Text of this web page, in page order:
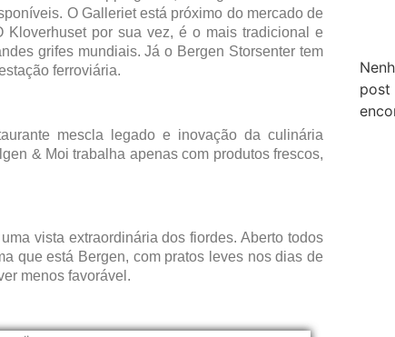
O Galleriet está próximo do mercado de
por sua vez, é o mais tradicional e
grifes mundiais. Já o Bergen Storsenter tem
ferroviária.
mescla legado e inovação da culinária
& Moi trabalha apenas com produtos frescos,
vista extraordinária dos fiordes. Aberto todos
que está Bergen, com pratos leves nos dias de
menos favorável.
post